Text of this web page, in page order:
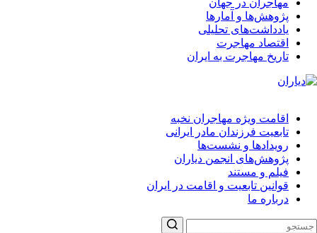
مهاجران در جهان
پژوهش‌ها و آمارها
یادداشت‌های تحلیلی
اقتصاد مهاجرت
تاریخ مهاجرت به ایران
اقامت ویژه مهاجران نخبه
تابعیت فرزندان مادر ایرانی
رویدادها و نشست‌ها
پژوهش‌های انجمن دیاران
فیلم و مستند
قوانین تابعیت و اقامت در ایران
درباره ما